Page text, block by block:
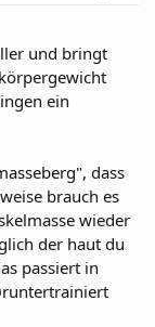
und bringt
ein
dass
brauch es
wieder
der haut du
passiert in